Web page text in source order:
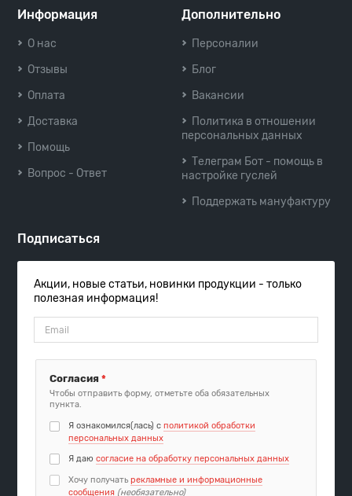
Информация
О нас
Отзывы
Оплата
Доставка
Помощь
Вопрос - Ответ
Дополнительно
Персоналии
Блог
Вакансии
Политика в отношении
персональных данных
Телеграм Бот - помощь в
настройке гуслей
Поддержать мануфактуру
Подписаться
Акции, новые статьи, новинки продукции - только
полезная информация!
Согласия*
Чтобы отправить форму, отметьте оба обязательных
пункта.
Я ознакомился(лась) с политикой обработки
персональных данных
Я даю согласие на обработку персональных данных
Хочу получать рекламные и информационные
сообщения (необязательно)